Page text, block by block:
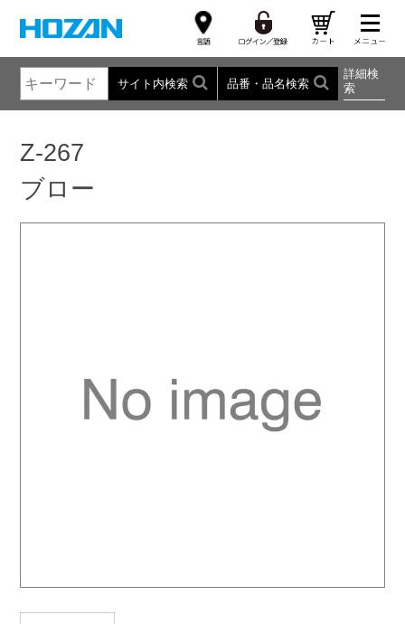
サイト内検索 品番・品名検索
詳細検
索
Z-267
ブロー